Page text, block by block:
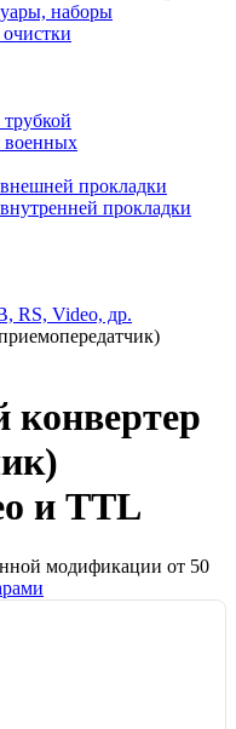
наборы
военных
прокладки
прокладки
RS, Video, др.
и TTL
модификации от 50